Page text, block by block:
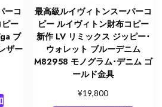
ーコ
ー
ブ
ザー
最高級ルイヴィトンスーパーコ
ピー ルイヴィトン財布コピー
新作 LV リミックス ジッピー･
ウォレット ブルーデニム
M82958 モノグラム･デニム ゴ
ールド金具
¥19,800